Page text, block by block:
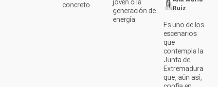
concreto
joven o la
generación de
energía
Ruiz
Es uno de los
escenarios
que
contempla la
Junta de
Extremadura
que, aún así,